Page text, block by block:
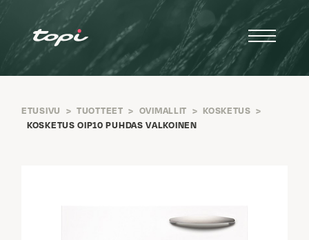
ETUSIVU > TUOTTEET > OVIMALLIT > KOSKETUS >
KOSKETUS OIP10 PUHDAS VALKOINEN